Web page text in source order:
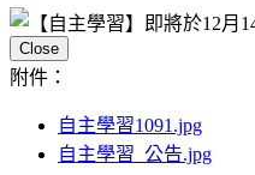
Close
附件：
自主學習1091.jpg
自主學習_公告.jpg